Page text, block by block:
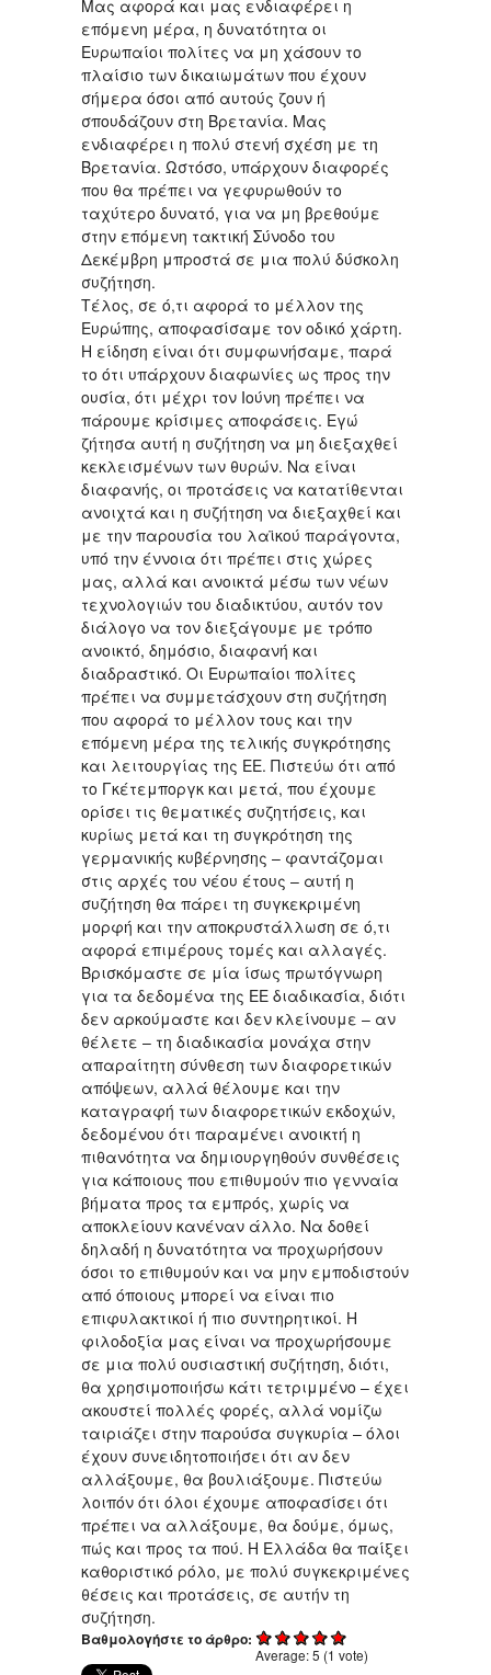
Μας αφορά και μας ενδιαφέρει η
επόμενη μέρα, η δυνατότητα οι
Ευρωπαίοι πολίτες να μη χάσουν το
πλαίσιο των δικαιωμάτων που έχουν
σήμερα όσοι από αυτούς ζουν ή
σπουδάζουν στη Βρετανία. Μας
ενδιαφέρει η πολύ στενή σχέση με τη
Βρετανία. Ωστόσο, υπάρχουν διαφορές
που θα πρέπει να γεφυρωθούν το
ταχύτερο δυνατό, για να μη βρεθούμε
στην επόμενη τακτική Σύνοδο του
Δεκέμβρη μπροστά σε μια πολύ δύσκολη
συζήτηση.
Τέλος, σε ό,τι αφορά το μέλλον της
Ευρώπης, αποφασίσαμε τον οδικό χάρτη.
Η είδηση είναι ότι συμφωνήσαμε, παρά
το ότι υπάρχουν διαφωνίες ως προς την
ουσία, ότι μέχρι τον Ιούνη πρέπει να
πάρουμε κρίσιμες αποφάσεις. Εγώ
ζήτησα αυτή η συζήτηση να μη διεξαχθεί
κεκλεισμένων των θυρών. Να είναι
διαφανής, οι προτάσεις να κατατίθενται
ανοιχτά και η συζήτηση να διεξαχθεί και
με την παρουσία του λαϊκού παράγοντα,
υπό την έννοια ότι πρέπει στις χώρες
μας, αλλά και ανοικτά μέσω των νέων
τεχνολογιών του διαδικτύου, αυτόν τον
διάλογο να τον διεξάγουμε με τρόπο
ανοικτό, δημόσιο, διαφανή και
διαδραστικό. Οι Ευρωπαίοι πολίτες
πρέπει να συμμετάσχουν στη συζήτηση
που αφορά το μέλλον τους και την
επόμενη μέρα της τελικής συγκρότησης
και λειτουργίας της ΕΕ. Πιστεύω ότι από
το Γκέτεμποργκ και μετά, που έχουμε
ορίσει τις θεματικές συζητήσεις, και
κυρίως μετά και τη συγκρότηση της
γερμανικής κυβέρνησης – φαντάζομαι
στις αρχές του νέου έτους – αυτή η
συζήτηση θα πάρει τη συγκεκριμένη
μορφή και την αποκρυστάλλωση σε ό,τι
αφορά επιμέρους τομές και αλλαγές.
Βρισκόμαστε σε μία ίσως πρωτόγνωρη
για τα δεδομένα της ΕΕ διαδικασία, διότι
δεν αρκούμαστε και δεν κλείνουμε – αν
θέλετε – τη διαδικασία μονάχα στην
απαραίτητη σύνθεση των διαφορετικών
απόψεων, αλλά θέλουμε και την
καταγραφή των διαφορετικών εκδοχών,
δεδομένου ότι παραμένει ανοικτή η
πιθανότητα να δημιουργηθούν συνθέσεις
για κάποιους που επιθυμούν πιο γενναία
βήματα προς τα εμπρός, χωρίς να
αποκλείουν κανέναν άλλο. Να δοθεί
δηλαδή η δυνατότητα να προχωρήσουν
όσοι το επιθυμούν και να μην εμποδιστούν
από όποιους μπορεί να είναι πιο
επιφυλακτικοί ή πιο συντηρητικοί. Η
φιλοδοξία μας είναι να προχωρήσουμε
σε μια πολύ ουσιαστική συζήτηση, διότι,
θα χρησιμοποιήσω κάτι τετριμμένο – έχει
ακουστεί πολλές φορές, αλλά νομίζω
ταιριάζει στην παρούσα συγκυρία – όλοι
έχουν συνειδητοποιήσει ότι αν δεν
αλλάξουμε, θα βουλιάξουμε. Πιστεύω
λοιπόν ότι όλοι έχουμε αποφασίσει ότι
πρέπει να αλλάξουμε, θα δούμε, όμως,
πώς και προς τα πού. Η Ελλάδα θα παίξει
καθοριστικό ρόλο, με πολύ συγκεκριμένες
θέσεις και προτάσεις, σε αυτήν τη
συζήτηση.
Βαθμολογήστε το άρθρο:
Average:5 (1 vote)